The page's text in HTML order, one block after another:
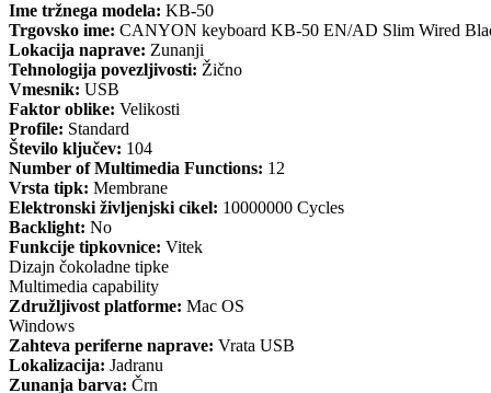
Ime tržnega modela: KB-50
Trgovsko ime: CANYON keyboard KB-50 EN/AD Slim Wired
Lokacija naprave: Zunanji
Tehnologija povezljivosti: Žično
Vmesnik: USB
Faktor oblike: Velikosti
Profile: Standard
Število ključev: 104
Number of Multimedia Functions: 12
Vrsta tipk: Membrane
Elektronski življenjski cikel: 10000000 Cycles
Backlight: No
Funkcije tipkovnice: Vitek
Dizajn čokoladne tipke
Multimedia capability
Združljivost platforme: Mac OS
Windows
Zahteva periferne naprave: Vrata USB
Lokalizacija: Jadranu
Zunanja barva: Črn